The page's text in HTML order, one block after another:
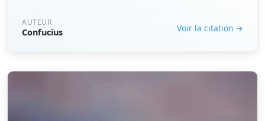
AUTEUR
Confucius Voir la citation →